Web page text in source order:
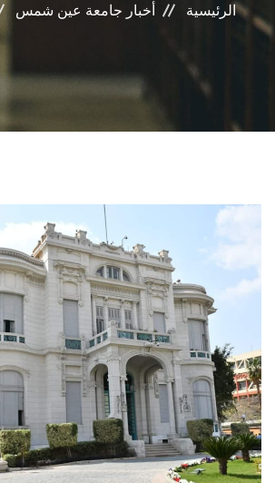
الرئيسية أخبار جامعة عين شمس